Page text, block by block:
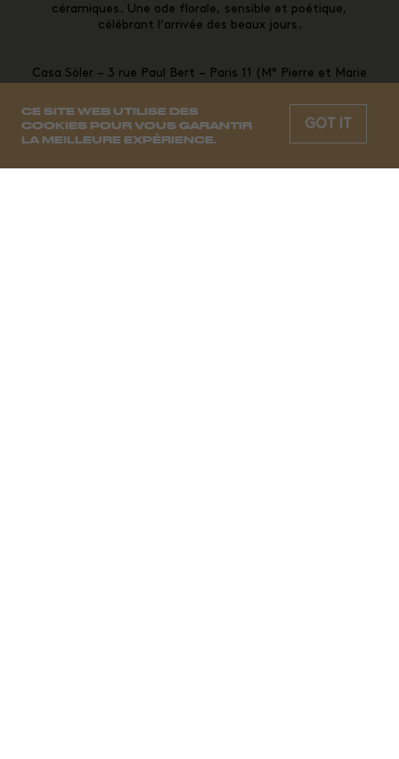
CE SITE WEB UTILISE DES
COOKIES POUR VOUS GARANTIR
LA MEILLEURE EXPÉRIENCE.
GOT IT
céramiques. Une ode florale, sensible et poétique,
célébrant l’arrivée des beaux jours.
Casa Sòler – 3 rue Paul Bert – Paris 11 (M° Pierre et Marie